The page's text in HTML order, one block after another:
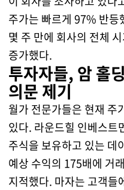
주가는 빠르게 97% 반등
몇 주 만에 회사의 전체
증가했다.
투자자들, 암 홀
의문 제기
월가 전문가들은 현재 주
있다. 라운드힐 인베스트
주식을 보유하고 있는 데
예상 수익의 175배에 거
지적했다. 마자는 고객